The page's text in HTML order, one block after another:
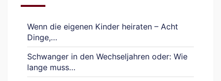
Wenn die eigenen Kinder heiraten – Acht
Dinge,…
Schwanger in den Wechseljahren oder: Wie
lange muss…